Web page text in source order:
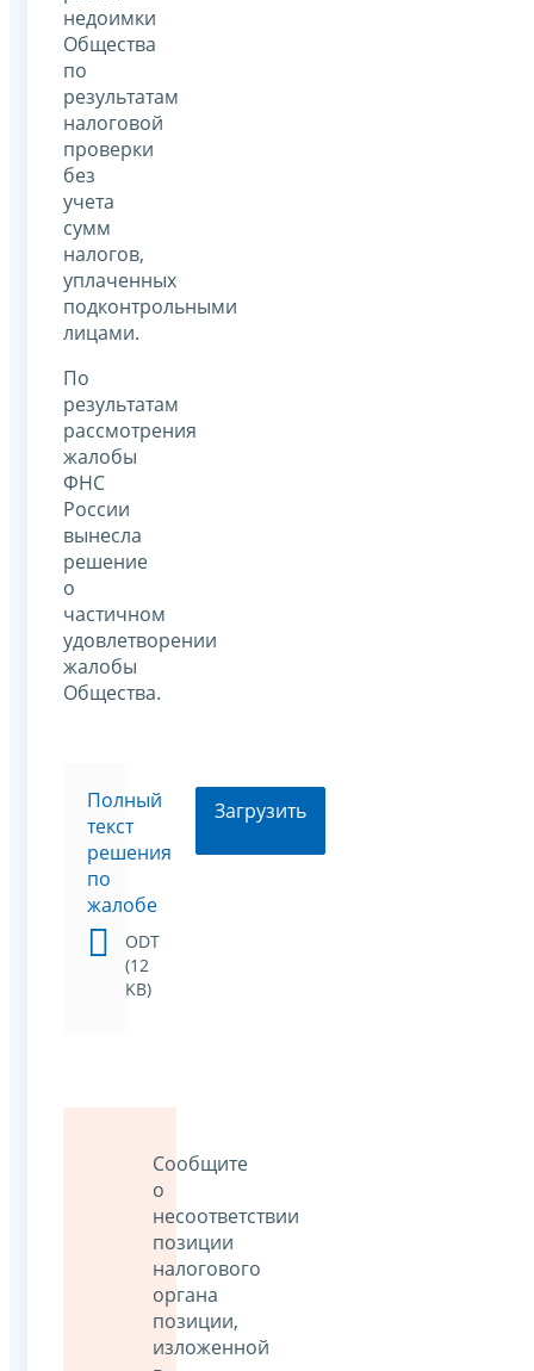
недоимки
Общества
по
результатам
налоговой
проверки
без
учета
сумм
налогов,
уплаченных
подконтрольными
лицами.
По
результатам
рассмотрения
жалобы
ФНС
России
вынесла
решение
о
частичном
удовлетворении
жалобы
Общества.
Полный
текст
решения
по
жалобе
ODT
(12
KB)
Загрузить
Сообщите
о
несоответствии
позиции
налогового
органа
позиции,
изложенной